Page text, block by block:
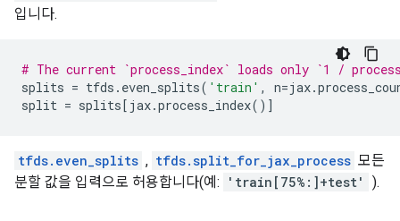
입니다.
# The current `process_index` loads only `1 /
splits = tfds . even_splits( 'train' , n=jax.
split = splits[ jax.process_index()]
tfds.even_splits , tfds.split_for_jax_process 모든
분할 값을 입력으로 허용합니다(예:
'train[75%:]+test' ).